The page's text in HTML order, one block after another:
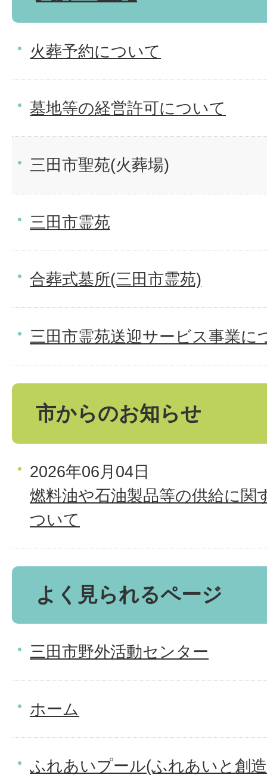
火葬予約について
墓地等の経営許可について
三田市聖苑(火葬場)
三田市霊苑
合葬式墓所(三田市霊苑)
三田市霊苑送迎サービス事業に
市からのお知らせ
2026年06月04日
燃料油や石油製品等の供給に関
ついて
よく見られるページ
三田市野外活動センター
ホーム
ふれあいプール(ふれあいと創